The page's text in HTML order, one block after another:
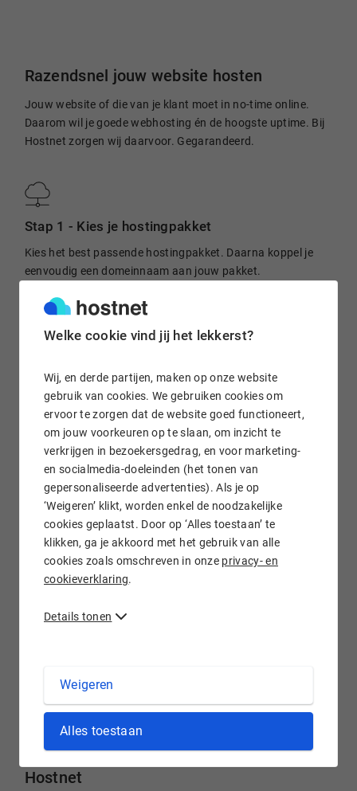
Welke cookie vind jij het lekkerst?
Wij, en derde partijen, maken op onze website
gebruik van cookies. We gebruiken cookies om
ervoor te zorgen dat de website goed functioneert,
om jouw voorkeuren op te slaan, om inzicht te
verkrijgen in bezoekersgedrag, en voor marketing-
en socialmedia-doeleinden (het tonen van
gepersonaliseerde advertenties). Als je op
‘Weigeren’ klikt, worden enkel de noodzakelijke
cookies geplaatst. Door op ‘Alles toestaan’ te
klikken, ga je akkoord met het gebruik van alle
cookies zoals omschreven in onze privacy- en
cookieverklaring.
Details tonen
Weigeren
Alles toestaan
Razendsnel jouw website hosten
Jouw website of die van je klant moet in no-time online.
Daarom wil je goede webhosting én de hoogste uptime. Bij
Hostnet zorgen wij daarvoor. Gegarandeerd.
Stap 1 - Kies je hostingpakket
Kies het best passende hostingpakket. Daarna koppel je
eenvoudig een domeinnaam aan jouw pakket.
Wij zorgen voor de oplevering van je webhosting. Hierdoor
kun jij je focussen op het ontwikkelen van de website.
Stap 3 -Aan de slag!
Je ontvangt in een paar minuten je logingegevens. Daarna
kun je gelijk aan de slag met het bouwen van de site.
Heb je vragen over je website hosting? Of wil je meer weten
Onze Klantenservice
Haal het meeste uit je webhosting bij
Hostnet